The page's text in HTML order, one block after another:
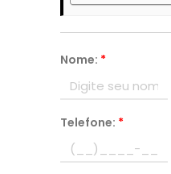
Nome: *
Telefone: *